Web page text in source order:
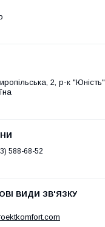
2, р-к "Юність",
588-68-52